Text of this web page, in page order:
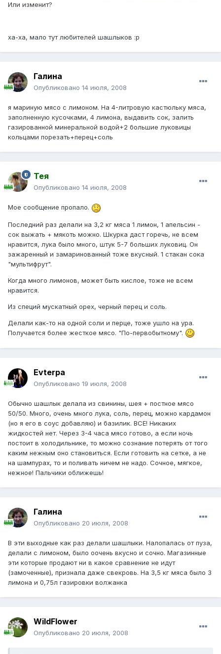
Или изменит?
ха-ха, мало тут любителей шашлыков :р
Галина
Опубликовано 14 июля, 2008
я мариную мясо с лимоном. На 4-литровую кастюльку мяса,
заполненную кусочками, 4 лимона, выдавить сок, залить
газированной минеральной водой+2 большие луковицы
кольцами порезать+перец+соль
Тея
Опубликовано 14 июля, 2008
Мое сообщение пропало.
Последний раз делали на 3,2 кг мяса 1 лимон, 1 апельсин -
сок выжать + мякоть можно. Шкурка даст горечь, не всем
нравится, лука было много, штук 5-7 больших луковиц. Он
зажаренный и замаринованный тоже вкусный. 1 стакан сока
"мультифрут".
Когда много лимонов, может быть кислое, тоже не всем
нравится.
Из специй мускатный орех, черный перец и соль.
Делали как-то на одной соли и перце, тоже ушло на ура.
Получается более жесткое мясо. "По-первобытному".
Evterpa
Опубликовано 19 июля, 2008
Обычно шашлык делала из свинины, шея + постное мясо
50/50. Много, очень много лука, соль, перец, можно кардамон
(но я его в соус добавляю) и базилик. ВСЕ! Никаких
жидкостей нет. Через 3-4 часа мясо готово, а если ночь
постоит в холодильнике, то можно сознание потерять от того
каким нежным оно становиться. Если готовить на сетке, а не
на шампурах, то и поливать ничем не надо. Сочное, мягкое,
нежное! Пальчики оближешь!
Галина
Опубликовано 20 июля, 2008
В эти выходные как раз делали шашлыки. Налопалась от пуза,
делали с лимоном, было оочень вкусно и сочно. Магазинные
эти которые продают ни в какое сравнение не идут
(замоченные), признала даже свекровь. На 3,5 кг мяса было 3
лимона и 0,75л газировки волжанка
WildFlower
Опубликовано 20 июля, 2008